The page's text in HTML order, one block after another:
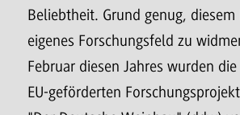
Beliebtheit. Grund genug,
eigenes Forschungsfeld zu
Februar diesen Jahres wurden
EU-geförderten